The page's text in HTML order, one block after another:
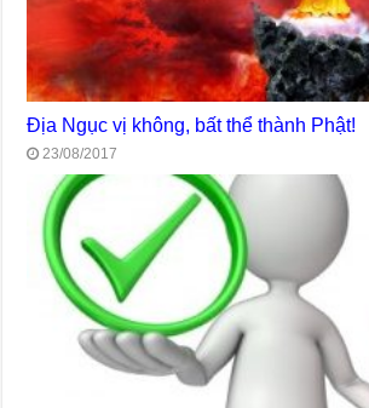
Địa Ngục vị không, bất thể thành Phật!
23/08/2017